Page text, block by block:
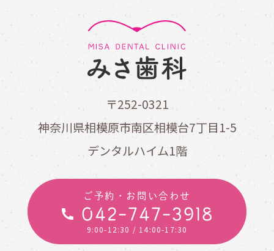
〒252-0321
神奈川県相模原市南区相模台7丁目1-5
デンタルハイム1階
ご予約・お問い合わせ
042-747-3918
9:00-12:30 / 14:00-17:30